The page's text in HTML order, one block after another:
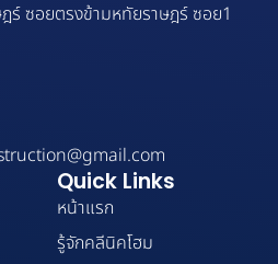
ร์ ซอยตรงข้ามหทัยราษฎร์ ซอย1
Quick Links
หน้าแรก
รู้จักคลีนิคโฮม